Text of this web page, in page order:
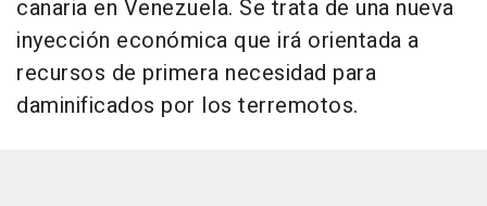
canaria en Venezuela. Se trata de una nueva
inyección económica que irá orientada a
recursos de primera necesidad para
daminificados por los terremotos.